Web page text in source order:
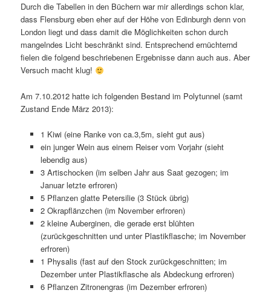
Durch die Tabellen in den Büchern war mir allerdings schon klar,
dass Flensburg eben eher auf der Höhe von Edinburgh denn von
London liegt und dass damit die Möglichkeiten schon durch
mangelndes Licht beschränkt sind. Entsprechend ernüchternd
fielen die folgend beschriebenen Ergebnisse dann auch aus. Aber
Versuch macht klug!
Am 7.10.2012 hatte ich folgenden Bestand im Polytunnel (samt
Zustand Ende März 2013):
1 Kiwi (eine Ranke von ca.3,5m, sieht gut aus)
ein junger Wein aus einem Reiser vom Vorjahr (sieht
lebendig aus)
3 Artischocken (im selben Jahr aus Saat gezogen; im
Januar letzte erfroren)
5 Pflanzen glatte Petersilie (3 Stück übrig)
2 Okrapflänzchen (im November erfroren)
2 kleine Auberginen, die gerade erst blühten
(zurückgeschnitten und unter Plastikflasche; im November
erfroren)
1 Physalis (fast auf den Stock zurückgeschnitten; im
Dezember unter Plastikflasche als Abdeckung erfroren)
6 Pflanzen Zitronengras (im Dezember erfroren)